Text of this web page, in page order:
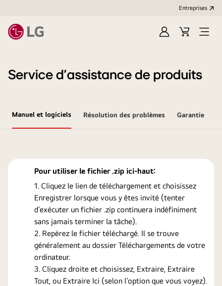
Entreprises​
OuvrirCart
Open
Service d’assistance de produits
Manuel et logiciels Résolution des problèmes Garantie
Pour utiliser le fichier .zip ici-haut:
Cliquez le lien de téléchargement et choisissez
Enregistrer lorsque vous y êtes invité (tenter
d’exécuter un fichier .zip continuera indéfiniment
sans jamais terminer la tâche).
Repérez le fichier téléchargé. Il se trouve
généralement au dossier Téléchargements de votre
ordinateur.
Cliquez droite et choisissez, Extraire, Extraire
Tout, ou Extraire Ici (selon l’option que vous voyez).